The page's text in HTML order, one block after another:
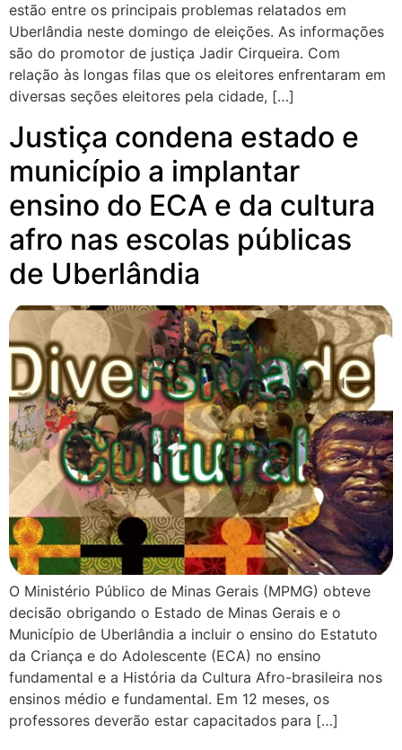
estão entre os principais problemas relatados em
Uberlândia neste domingo de eleições. As informações
são do promotor de justiça Jadir Cirqueira. Com
relação às longas filas que os eleitores enfrentaram em
diversas seções eleitores pela cidade, […]
Justiça condena estado e
município a implantar
ensino do ECA e da cultura
afro nas escolas públicas
de Uberlândia
O Ministério Público de Minas Gerais (MPMG) obteve
decisão obrigando o Estado de Minas Gerais e o
Município de Uberlândia a incluir o ensino do Estatuto
da Criança e do Adolescente (ECA) no ensino
fundamental e a História da Cultura Afro-brasileira nos
ensinos médio e fundamental. Em 12 meses, os
professores deverão estar capacitados para […]